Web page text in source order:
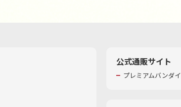
公式通販サイト
プレミアムバンダイ